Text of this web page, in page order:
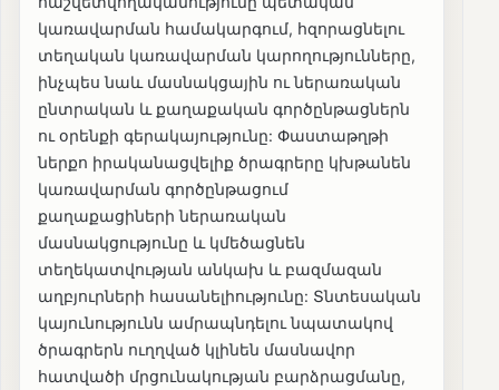
կառավարման համակարգում, հզորացնելու
տեղական կառավարման կարողությունները,
ինչպես նաև մասնակցային ու ներառական
ընտրական և քաղաքական գործընթացներն
ու օրենքի գերակայությունը: Փաստաթղթի
ներքո իրականացվելիք ծրագրերը կխթանեն
կառավարման գործընթացում
քաղաքացիների ներառական
մասնակցությունը և կմեծացնեն
տեղեկատվության անկախ և բազմազան
աղբյուրների հասանելիությունը: Տնտեսական
կայունությունն ամրապնդելու նպատակով
ծրագրերն ուղղված կլինեն մասնավոր
հատվածի մրցունակության բարձրացմանը,